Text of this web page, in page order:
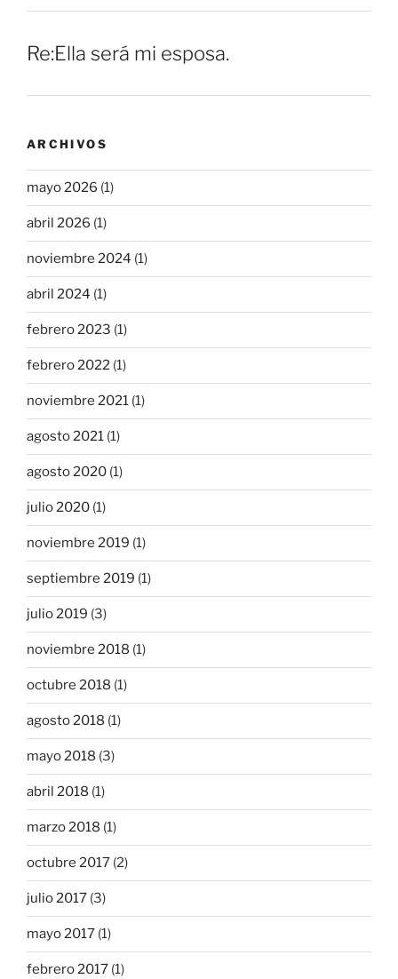
Re:Ella será mi esposa.
ARCHIVOS
mayo 2026 (1)
abril 2026 (1)
noviembre 2024 (1)
abril 2024 (1)
febrero 2023 (1)
febrero 2022 (1)
noviembre 2021 (1)
agosto 2021 (1)
agosto 2020 (1)
julio 2020 (1)
noviembre 2019 (1)
septiembre 2019 (1)
julio 2019 (3)
noviembre 2018 (1)
octubre 2018 (1)
agosto 2018 (1)
mayo 2018 (3)
abril 2018 (1)
marzo 2018 (1)
octubre 2017 (2)
julio 2017 (3)
mayo 2017 (1)
febrero 2017 (1)